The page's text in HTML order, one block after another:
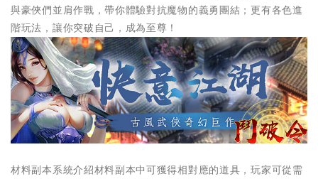
與豪俠們並肩作戰，帶你體驗對抗魔物的義勇團結；更有各色進
階玩法，讓你突破自己，成為至尊！
材料副本系統介紹材料副本中可獲得相對應的道具，玩家可從需